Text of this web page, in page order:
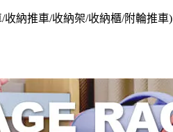
納推車/收納架/收納櫃/附輪推車)